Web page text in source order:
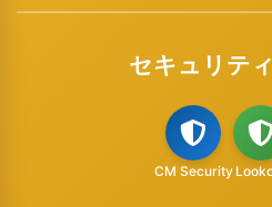
セキュリテ
CM Security